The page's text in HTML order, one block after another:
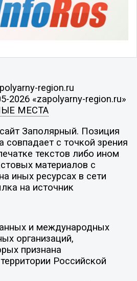
region.ru
2026 «zapolyarny-region.ru»
МЕСТА
Заполярный. Позиция
совпадает с точкой зрения
текстов либо ином
материалов с
иных ресурсах в сети
на источник
и международных
организаций,
признана
Российской